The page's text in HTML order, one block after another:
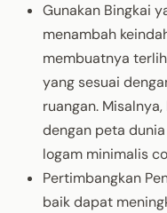
Gunakan Bingkai
menambah
membuatnya
yang sesuai
ruangan.
dengan peta
logam minimalis
Pertimbangkan
baik dapat